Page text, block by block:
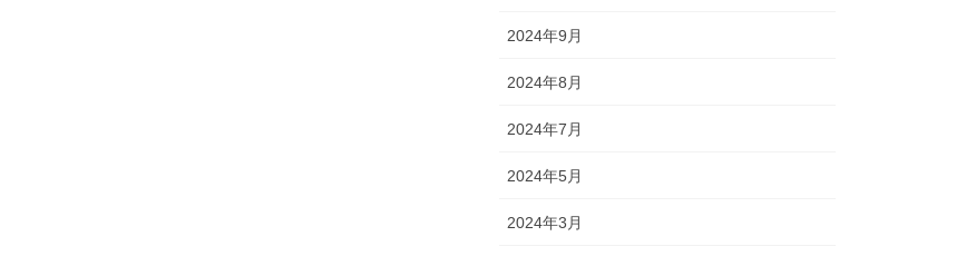
2024年9月
2024年8月
2024年7月
2024年5月
2024年3月